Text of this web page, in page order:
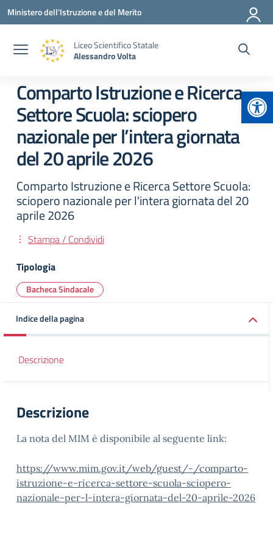
Vai ai contenuti
Vai al menu di navigazione
Vai al footer
Ministero dell'Istruzione e del Merito
Liceo Scientifico Statale
Alessandro Volta
Comparto Istruzione e Ricerca
Settore Scuola: sciopero
nazionale per l’intera giornata
del 20 aprile 2026
Comparto Istruzione e Ricerca Settore Scuola:
sciopero nazionale per l'intera giornata del 20
aprile 2026
Stampa / Condividi
Tipologia
Bacheca Sindacale
Indice della pagina
Descrizione
Descrizione
La nota del MIM è disponibile al seguente link:
https://www.mim.gov.it/web/guest/-/comparto-
istruzione-e-ricerca-settore-scuola-sciopero-
nazionale-per-l-intera-giornata-del-20-aprile-2026